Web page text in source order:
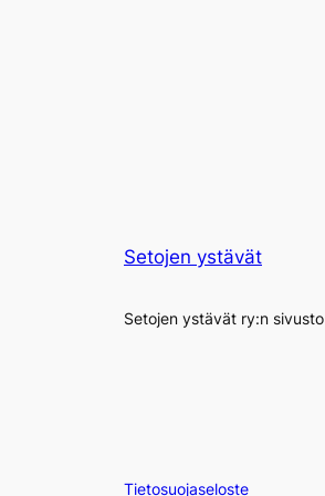
Setojen ystävät
Setojen ystävät ry:n sivusto
Tietosuojaseloste